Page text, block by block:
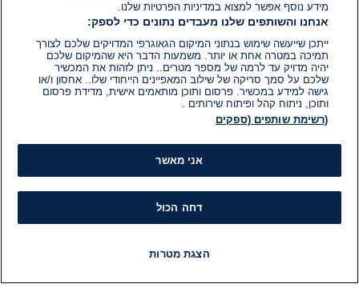
מידע נוסף אפשר למצוא במדיניות הפרטיות שלנו.
אנחנו והשותפים שלנו מעבדים נתונים כדי לספק:
ייתכן שייעשה שימוש בנתוני המיקום הגאוגרפי המדויקים שלכם לצורך
תמיכה במטרה אחת או יותר. משמעות הדבר היא שהמיקום שלכם
יהיה מדויק עד לרמה של מספר מטרים.. ניתן לזהות את המכשיר
שלכם על סמך סריקה של שילוב המאפיינים הייחודי שלו.. אחסון ו/או
גישה למידע במכשיר. פרסום ותוכן מותאמים אישית, מדידת פרסום
ותוכן, ניתוח קהל ופיתוח שירותים .
(רשימת שותפים (ספקים
אני מאשר
דחה הכול
הצגת מטרות